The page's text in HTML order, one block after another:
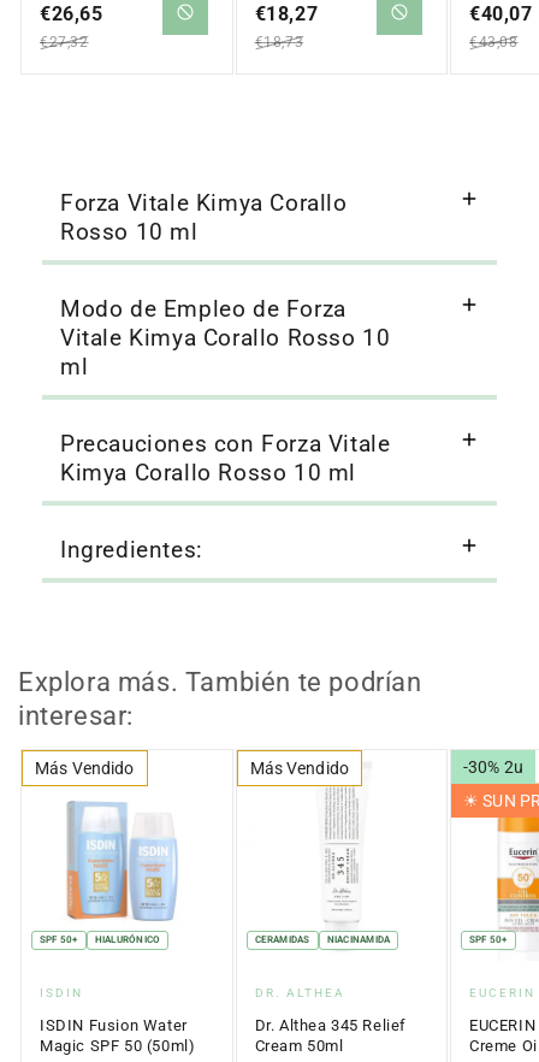
en
€26,65
regular
€27,32
en
€18,27
regular
€18,73
en
€40,07
regular
€43,08
Forza Vitale Kimya Corallo
Rosso 10 ml
Modo de Empleo de Forza
Vitale Kimya Corallo Rosso 10
ml
Precauciones con Forza Vitale
Kimya Corallo Rosso 10 ml
Ingredientes:
Explora más. También te podrían
interesar:
Más Vendido
SPF 50+ HIALURÓNICO
Proveedor:
ISDIN
ISDIN Fusion Water
Magic SPF 50 (50ml)
Más Vendido
CERAMIDAS NIACINAMIDA
Proveedor:
DR. ALTHEA
Dr. Althea 345 Relief
Cream 50ml
-30% 2u
☀︎ SUN
SPF 50+
EUCERIN
Creme